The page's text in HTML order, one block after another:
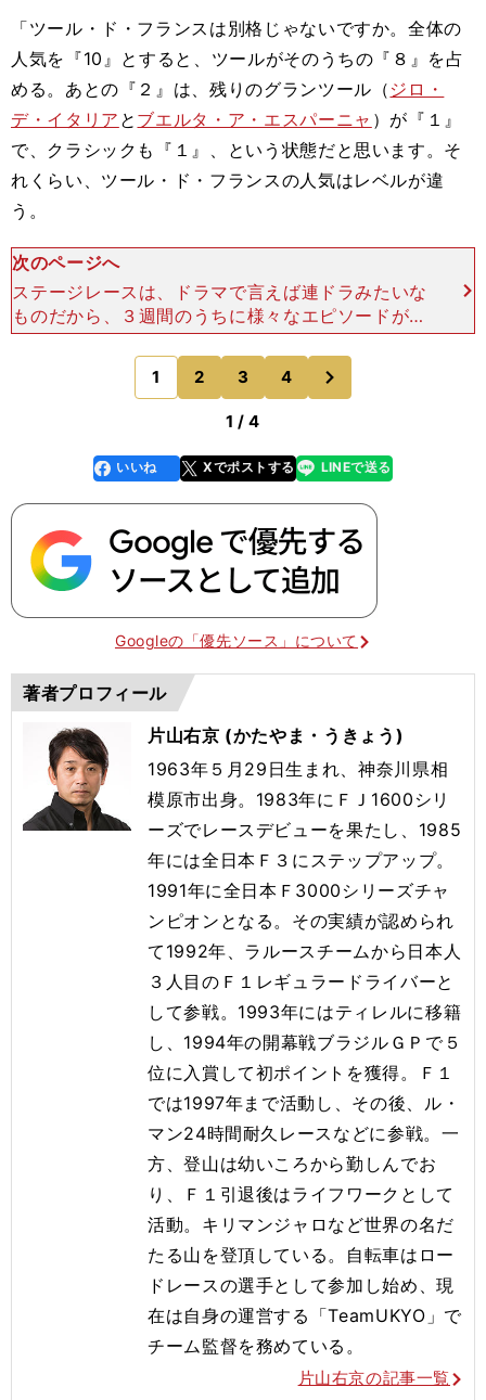
「ツール・ド・フランスは別格じゃないですか。全体の
人気を『10』とすると、ツールがそのうちの『８』を占
める。あとの『２』は、残りのグランツール（ ジロ・
デ・イタリア と ブエルタ・ア・エスパーニャ ）が『１』
で、クラシックも『１』、という状態だと思います。そ
れくらい、ツール・ド・フランスの人気はレベルが違
う。
次のページへ
ステージレースは、ドラマで言えば連ドラみたいな
ものだから、３週間のうちに様々なエピソードがあ
って、物語の結末は最後のステージまでわからな
い。その頂点のツールを楽しむために、ジロを観戦
して選手やチームに
1 2 3 4
のページへ
1 / 4
faceboo
k
いいね Xでポストする
line LINEで送る
Googleの「優先ソース」について
著者プロフィール
片山右京 (かたやま・うきょう)
1963年５月29日生まれ、神奈川県相
模原市出身。1983年にＦＪ1600シリ
ーズでレースデビューを果たし、1985
年には全日本Ｆ３にステップアップ。
1991年に全日本Ｆ3000シリーズチャ
ンピオンとなる。その実績が認められ
て1992年、ラルースチームから日本人
３人目のＦ１レギュラードライバーと
して参戦。1993年にはティレルに移籍
し、1994年の開幕戦ブラジルＧＰで５
位に入賞して初ポイントを獲得。Ｆ１
では1997年まで活動し、その後、ル・
マン24時間耐久レースなどに参戦。一
方、登山は幼いころから勤しんでお
り、Ｆ１引退後はライフワークとして
活動。キリマンジャロなど世界の名だ
たる山を登頂している。自転車はロー
ドレースの選手として参加し始め、現
在は自身の運営する「TeamUKYO」で
チーム監督を務めている。
片山右京の記事一覧